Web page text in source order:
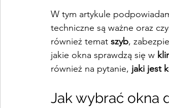
W tym artykule
techniczne są ważne oraz
również temat szyb,
jakie okna sprawdzą się w
również na pytanie, jaki jest
Jak wybrać okna